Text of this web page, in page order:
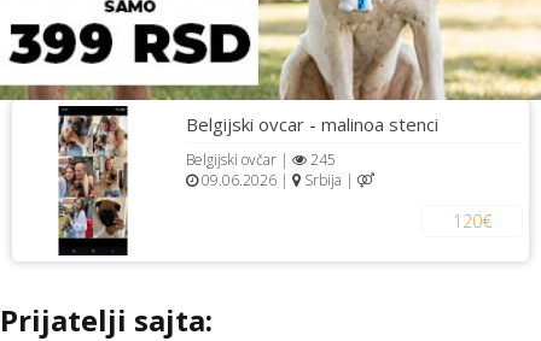
Belgijski ovcar - malinoa stenci
Belgijski ovčar |
245
09.06.2026 |
Srbija |
120€
Prijatelji sajta: